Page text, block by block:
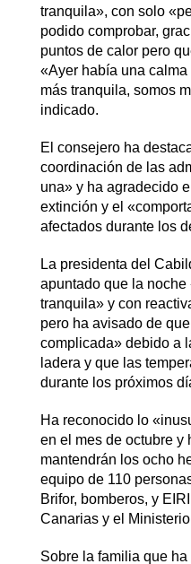
tranquila», con solo
podido comprobar,
puntos de calor pero
«Ayer había una
más tranquila, somos
indicado.
El consejero ha
coordinación de las
una» y ha agradecido
extinción y el
afectados durante los
La presidenta del
apuntado que la
tranquila» y con
pero ha avisado de
complicada» debido a
ladera y que las
durante los próximos
Ha reconocido lo
en el mes de octubre y
mantendrán los ocho
equipo de 110
Brifor, bomberos, y
Canarias y el
Sobre la familia que